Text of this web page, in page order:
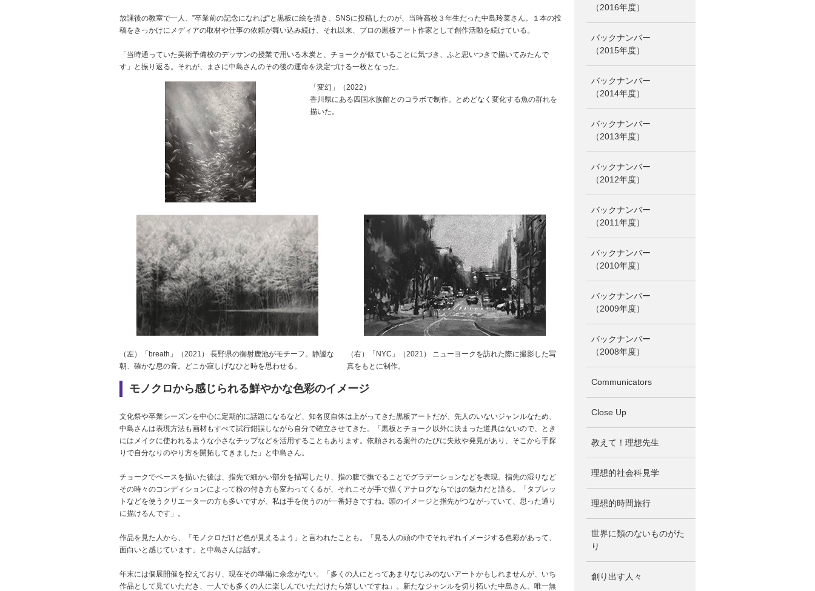
放課後の教室で一人、”卒業前の記念になれば“と黒板に絵を描き、SNSに投稿したのが、当時高校３年生だった中島玲菜さん。１本の投
稿をきっかけにメディアの取材や仕事の依頼が舞い込み続け、それ以来、プロの黒板アート作家として創作活動を続けている。
「当時通っていた美術予備校のデッサンの授業で用いる木炭と、チョークが似ていることに気づき、ふと思いつきで描いてみたんで
す」と振り返る。それが、まさに中島さんのその後の運命を決定づける一枚となった。
「変幻」（2022）
香川県にある四国水族館とのコラボで制作。とめどなく変化する魚の群れを
描いた。
（左）「breath」（2021） 長野県の御射鹿池がモチーフ。静謐な
朝、確かな息の音。どこか寂しげなひと時を思わせる。
（右）「NYC」（2021） ニューヨークを訪れた際に撮影した写
真をもとに制作。
モノクロから感じられる鮮やかな色彩のイメージ
文化祭や卒業シーズンを中心に定期的に話題になるなど、知名度自体は上がってきた黒板アートだが、先人のいないジャンルなため、
中島さんは表現方法も画材もすべて試行錯誤しながら自分で確立させてきた。「黒板とチョーク以外に決まった道具はないので、とき
にはメイクに使われるような小さなチップなどを活用することもあります。依頼される案件のたびに失敗や発見があり、そこから手探
りで自分なりのやり方を開拓してきました」と中島さん。
チョークでベースを描いた後は、指先で細かい部分を描写したり、指の腹で撫でることでグラデーションなどを表現。指先の湿りなど
その時々のコンディションによって粉の付き方も変わってくるが、それこそが手で描くアナログならではの魅力だと語る。「タブレッ
トなどを使うクリエーターの方も多いですが、私は手を使うのが一番好きですね。頭のイメージと指先がつながっていて、思った通り
に描けるんです」。
作品を見た人から、「モノクロだけど色が見えるよう」と言われたことも。「見る人の頭の中でそれぞれイメージする色彩があって、
面白いと感じています」と中島さんは話す。
年末には個展開催を控えており、現在その準備に余念がない。「多くの人にとってあまりなじみのないアートかもしれませんが、いち
作品として見ていただき、一人でも多くの人に楽しんでいただけたら嬉しいですね」。新たなジャンルを切り拓いた中島さん。唯一無
（2016年度）
バックナンバー
（2015年度）
バックナンバー
（2014年度）
バックナンバー
（2013年度）
バックナンバー
（2012年度）
バックナンバー
（2011年度）
バックナンバー
（2010年度）
バックナンバー
（2009年度）
バックナンバー
（2008年度）
Communicators
Close Up
教えて！理想先生
理想的社会科見学
理想的時間旅行
世界に類のないものがた
り
創り出す人々